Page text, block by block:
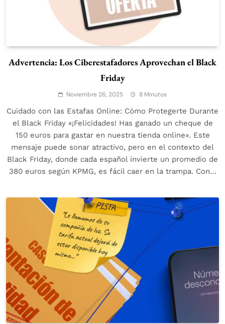
Advertencia: Los Ciberestafadores Aprovechan el Black
Friday
Noviembre 26, 2025 8 Minutos
Cuidado con las Estafas Online: Cómo Protegerte Durante
el Black Friday «¡Felicidades! Has ganado un cheque de
150 euros para gastar en nuestra tienda online». Este
mensaje puede sonar atractivo, pero en el contexto del
Black Friday, donde cada español invierte un promedio de
380 euros según KPMG, es fácil caer en la trampa. Con…